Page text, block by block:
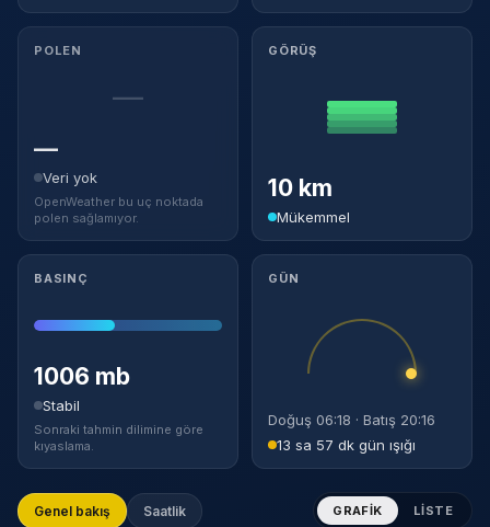
POLEN
—
—
Veri yok
OpenWeather bu uç noktada
polen sağlamıyor.
GÖRÜŞ
10 km
Mükemmel
BASINÇ
1006 mb
Stabil
Sonraki tahmin dilimine göre
kıyaslama.
GÜN
Doğuş 06:18 · Batış 20:16
13 sa 57 dk gün ışığı
Genel bakış Saatlik GRAFIK LISTE